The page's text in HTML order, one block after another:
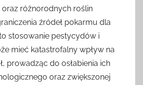
różnorodnych roślin
źródeł pokarmu dla
stosowanie pestycydów i
mieć katastrofalny wpływ na
prowadząc do osłabienia ich
oraz zwiększonej